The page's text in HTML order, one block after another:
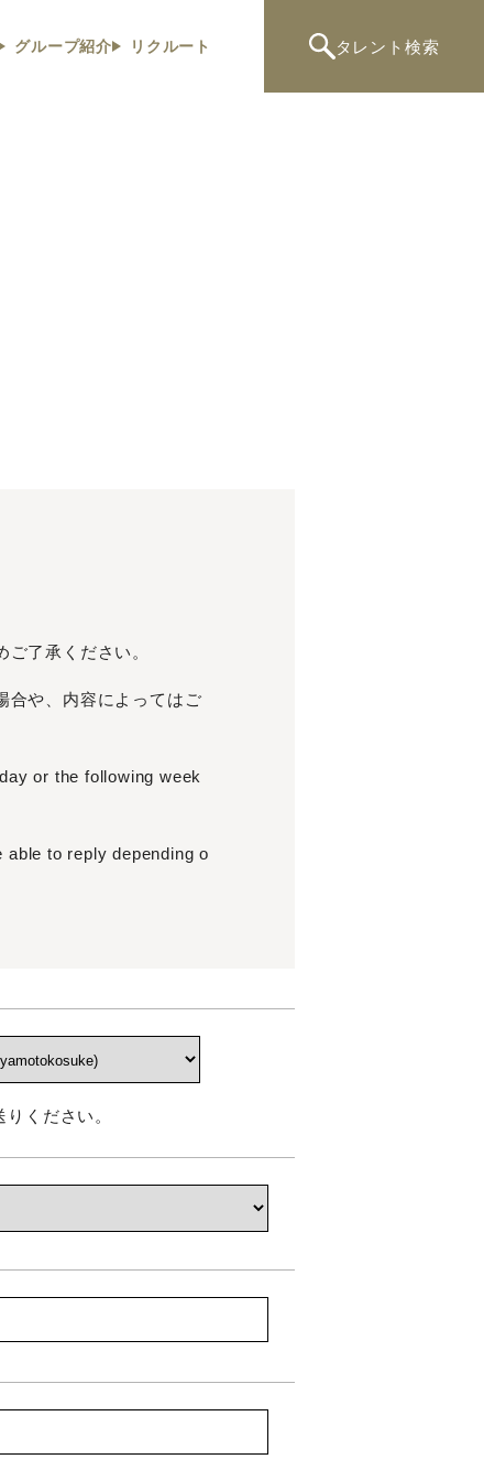
グループ紹介 リクルート タレント 検索
了承ください。
合や、内容によってはご
or the following week
to reply depending o
ください。